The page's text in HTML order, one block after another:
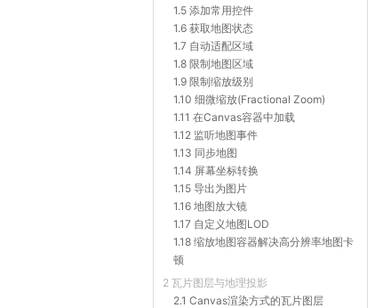
1.5 添加常用控件
1.6 获取地图状态
1.7 自动适配区域
1.8 限制地图区域
1.9 限制缩放级别
1.10 细微缩放(Fractional Zoom)
1.11 在Canvas容器中加载
1.12 监听地图事件
1.13 同步地图
1.14 屏幕坐标转换
1.15 导出为图片
1.16 地图放大镜
1.17 自定义地图LOD
1.18 缩放地图容器解决高分辨率地图卡
顿
2 瓦片图层与地理投影
2.1 Canvas渲染方式的瓦片图层